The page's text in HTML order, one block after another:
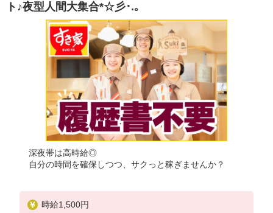
ト♪夜型人間大集合*☆彡･.｡
深夜帯は高時給◎
自分の時間を確保しつつ、サクっと稼ぎませんか？
時給1,500円